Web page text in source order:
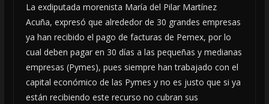
La exdiputada morenista María del Pilar Martínez
Acuña, expresó que alrededor de 30 grandes empresas
ya han recibido el pago de facturas de Pemex, por lo
cual deben pagar en 30 días a las pequeñas y medianas
empresas (Pymes), pues siempre han trabajado con el
capital económico de las Pymes y no es justo que si ya
están recibiendo este recurso no cubran sus